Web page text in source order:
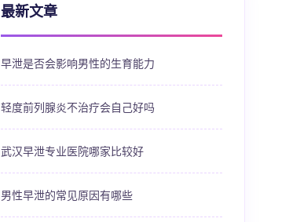
最新文章
早泄是否会影响男性的生育能力
轻度前列腺炎不治疗会自己好吗
武汉早泄专业医院哪家比较好
男性早泄的常见原因有哪些